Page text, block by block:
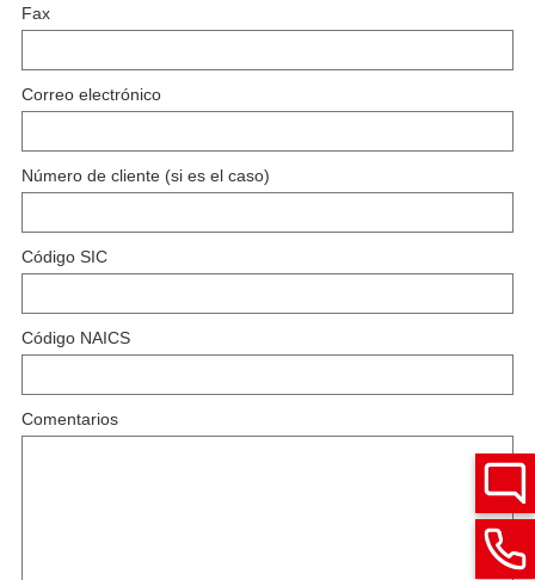
Fax
Correo electrónico
Número de cliente (si es el caso)
Código SIC
Código NAICS
Comentarios